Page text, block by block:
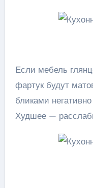
Если мебель
фартук будут
бликами
Худшее —